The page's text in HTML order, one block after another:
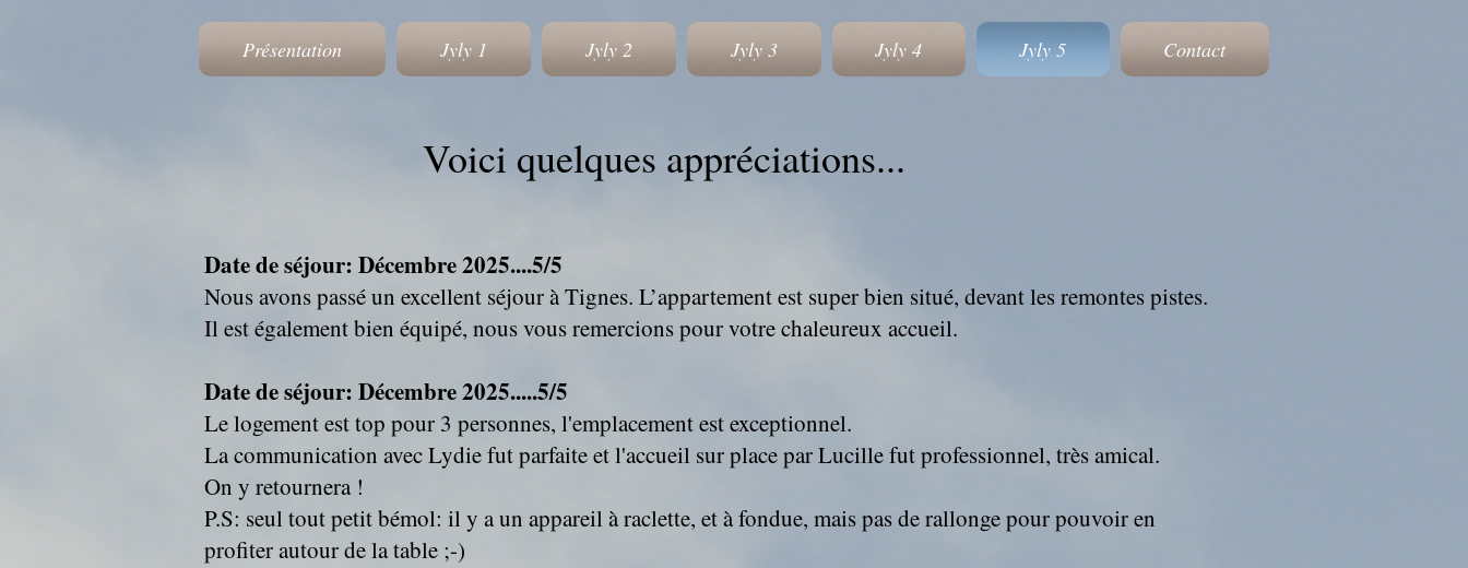
Présentation Jyly 1 Jyly 2 Jyly 3 Jyly 4 Jyly 5 Contact
Voici quelques appréciations...
Date de séjour: Décembre 2025....5/5
Nous avons passé un excellent séjour à Tignes. L’appartement est super bien situé, devant les remontes pistes.
Il est également bien équipé, nous vous remercions pour votre chaleureux accueil.
Date de séjour: Décembre 2025.....5/5
Le logement est top pour 3 personnes, l'emplacement est exceptionnel.
La communication avec Lydie fut parfaite et l'accueil sur place par Lucille fut professionnel, très amical.
On y retournera !
P.S: seul tout petit bémol: il y a un appareil à raclette, et à fondue, mais pas de rallonge pour pouvoir en
profiter autour de la table ;-)